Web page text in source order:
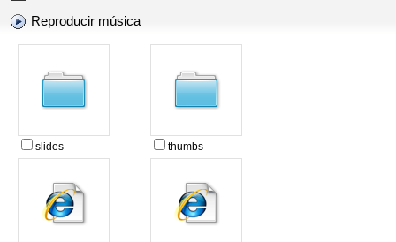
Reproducir música
slides thumbs